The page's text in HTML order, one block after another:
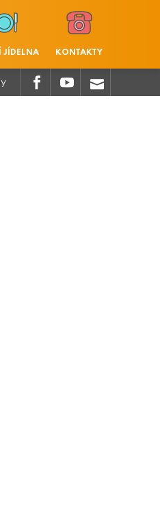
JÍDELNA KONTAKTY
. .